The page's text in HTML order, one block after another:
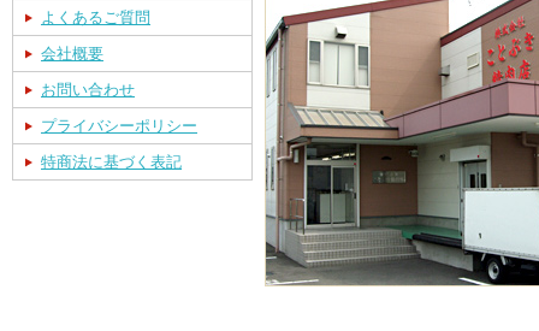
よくあるご質問
会社概要
お問い合わせ
プライバシーポリシー
特商法に基づく表記